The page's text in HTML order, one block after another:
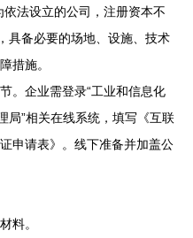
法设立的公司，注册资本不
具备必要的场地、设施、技术
措施。
。企业需登录“工业和信息化
局”相关在线系统，填写《互联
申请表》。线下准备并加盖公
料。